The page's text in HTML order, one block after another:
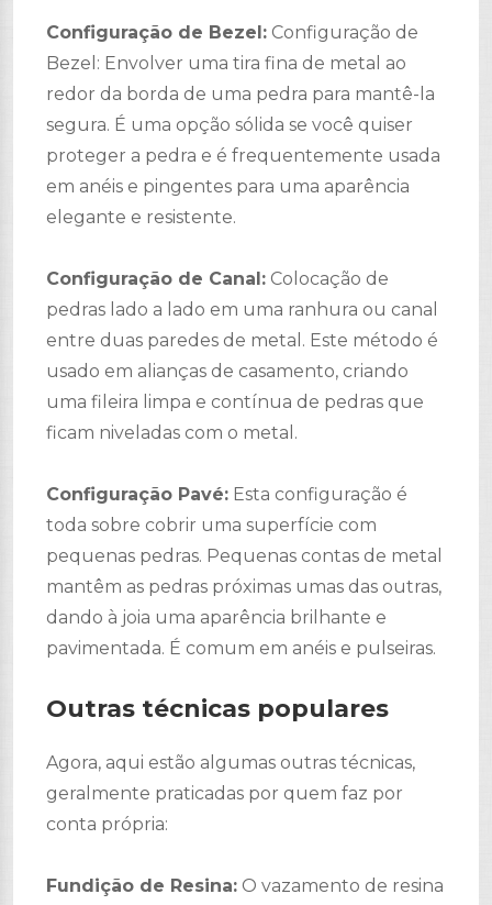
Configuração de Bezel: Configuração de
Bezel: Envolver uma tira fina de metal ao
redor da borda de uma pedra para mantê-la
segura. É uma opção sólida se você quiser
proteger a pedra e é frequentemente usada
em anéis e pingentes para uma aparência
elegante e resistente.
Configuração de Canal: Colocação de
pedras lado a lado em uma ranhura ou canal
entre duas paredes de metal. Este método é
usado em alianças de casamento, criando
uma fileira limpa e contínua de pedras que
ficam niveladas com o metal.
Configuração Pavé: Esta configuração é
toda sobre cobrir uma superfície com
pequenas pedras. Pequenas contas de metal
mantêm as pedras próximas umas das outras,
dando à joia uma aparência brilhante e
pavimentada. É comum em anéis e pulseiras.
Outras técnicas populares
Agora, aqui estão algumas outras técnicas,
geralmente praticadas por quem faz por
conta própria:
Fundição de Resina: O vazamento de resina